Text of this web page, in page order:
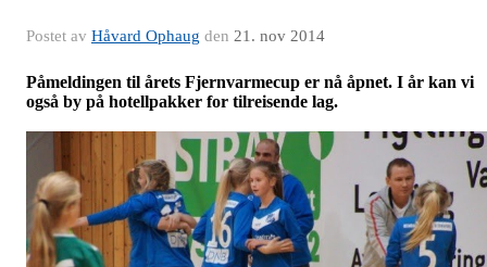
Postet av Håvard Ophaug den 21. nov 2014
Påmeldingen til årets Fjernvarmecup er nå åpnet. I år kan vi
også by på hotellpakker for tilreisende lag.